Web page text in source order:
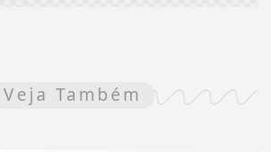
Veja Também